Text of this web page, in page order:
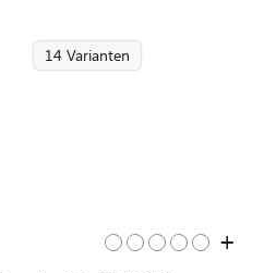
14 Varianten
+